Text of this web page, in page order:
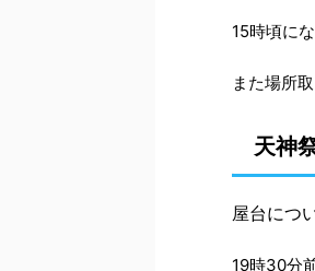
15時頃に
また場所
天神
屋台につ
19時30分